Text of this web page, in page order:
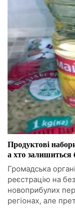
Продуктові
а хто залишиться
Громадська
реєстрацію на
новоприбулих
регіонах, але